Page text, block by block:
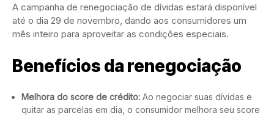
A campanha de renegociação de dívidas estará disponível
até o dia 29 de novembro, dando aos consumidores um
mês inteiro para aproveitar as condições especiais.
Benefícios da renegociação
Melhora do score de crédito: Ao negociar suas dívidas e
quitar as parcelas em dia, o consumidor melhora seu score